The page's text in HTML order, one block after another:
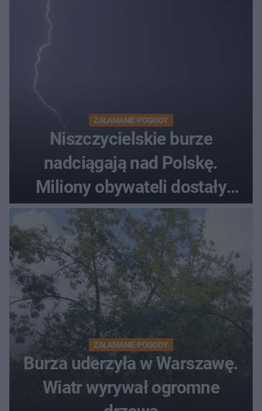
ZAŁAMANIE POGODY
Niszczycielskie burze
nadciągają nad Polskę.
Miliony obywateli dostały
wiadomości z pilnym
ostrzeżeniem
ZAŁAMANIE POGODY
Burza uderzyła w Warszawę.
Wiatr wyrywał ogromne